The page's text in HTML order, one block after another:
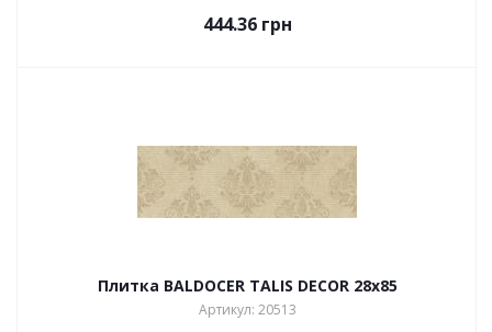
444.36грн
Плитка BALDOCER TALIS DECOR 28х85
Артикул: 20513